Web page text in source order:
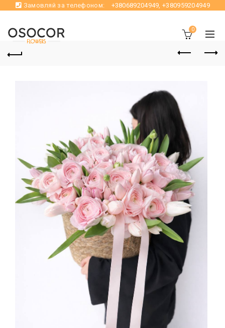
Замовляй за телефоном: +380689204949,+380959204949
0